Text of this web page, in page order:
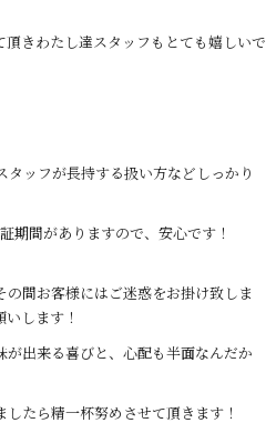
きわたし達スタッフもとても嬉しいで
ッフが長持する扱い方などしっかり
期間がありますので、安心です！
間お客様にはご迷惑をお掛け致しま
します！
出来る喜びと、心配も半面なんだか
たら精一杯努めさせて頂きます！